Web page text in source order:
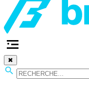
✖